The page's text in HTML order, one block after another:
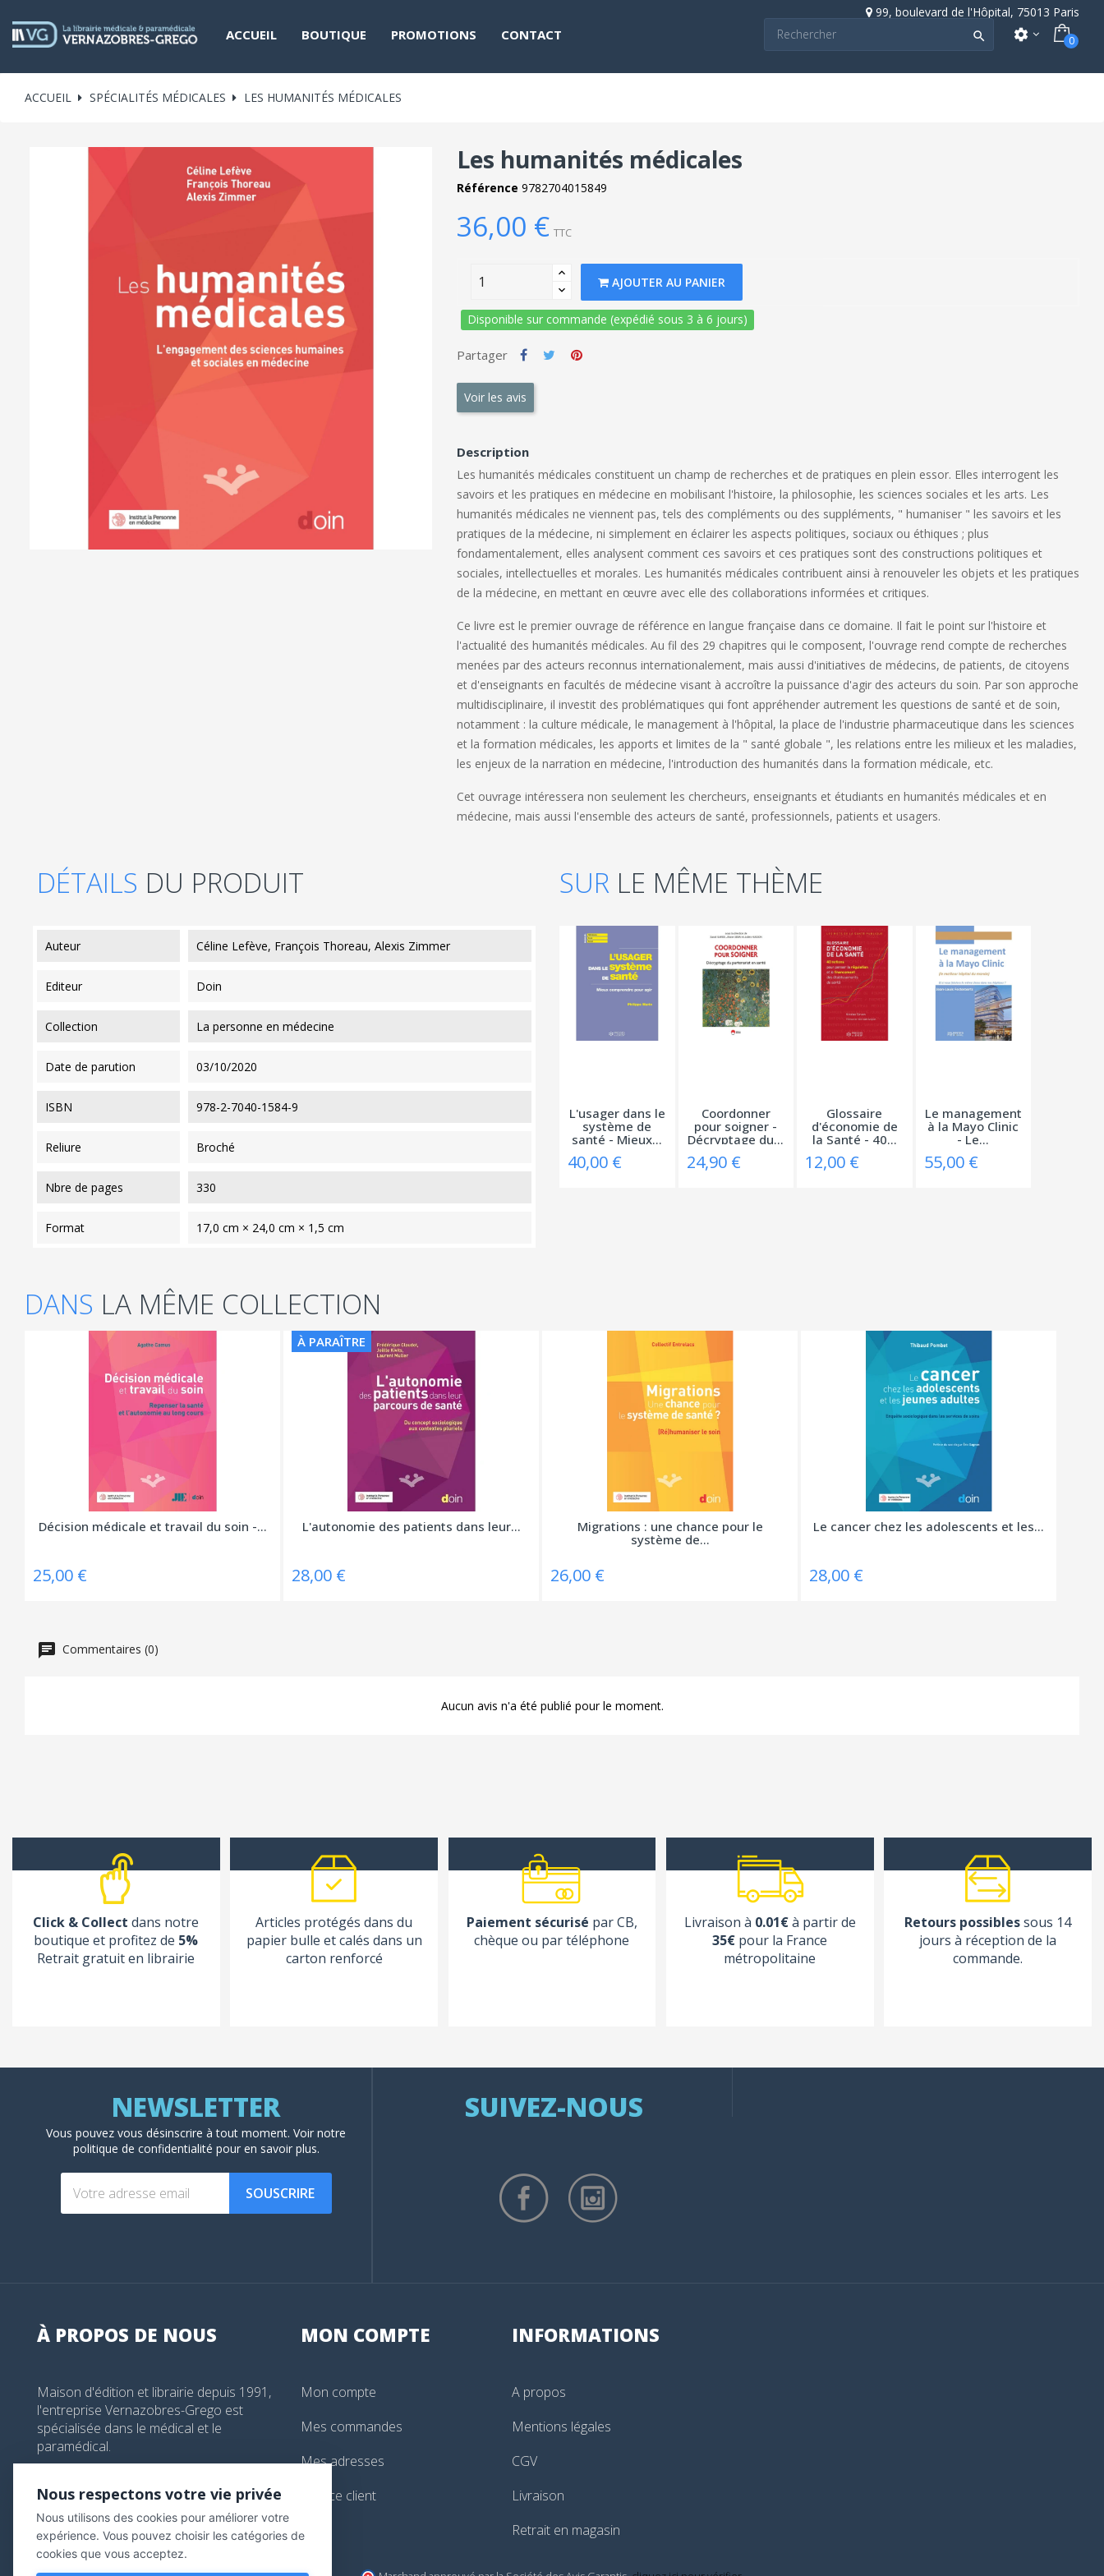
99, boulevard de l'Hôpital, 75013 Paris
ACCUEIL BOUTIQUE PROMOTIONS CONTACT  settings 0
ACCUEIL SPÉCIALITÉS MÉDICALES LES HUMANITÉS MÉDICALES
Les humanités médicales
Référence 9782704015849
36,00 € TTC
AJOUTER AU PANIER
Disponible sur commande (expédié sous 3 à 6 jours)
Partager
Voir les avis
Description
Les humanités médicales constituent un champ de recherches et de pratiques en plein essor. Elles interrogent les
savoirs et les pratiques en médecine en mobilisant l'histoire, la philosophie, les sciences sociales et les arts. Les
humanités médicales ne viennent pas, tels des compléments ou des suppléments, " humaniser " les savoirs et les
pratiques de la médecine, ni simplement en éclairer les aspects politiques, sociaux ou éthiques ; plus
fondamentalement, elles analysent comment ces savoirs et ces pratiques sont des constructions politiques et
sociales, intellectuelles et morales. Les humanités médicales contribuent ainsi à renouveler les objets et les pratiques
de la médecine, en mettant en œuvre avec elle des collaborations informées et critiques.
Ce livre est le premier ouvrage de référence en langue française dans ce domaine. Il fait le point sur l'histoire et
l'actualité des humanités médicales. Au fil des 29 chapitres qui le composent, l'ouvrage rend compte de recherches
menées par des acteurs reconnus internationalement, mais aussi d'initiatives de médecins, de patients, de citoyens
et d'enseignants en facultés de médecine visant à accroître la puissance d'agir des acteurs du soin. Par son approche
multidisciplinaire, il investit des problématiques qui font appréhender autrement les questions de santé et de soin,
notamment : la culture médicale, le management à l'hôpital, la place de l'industrie pharmaceutique dans les sciences
et la formation médicales, les apports et limites de la " santé globale ", les relations entre les milieux et les maladies,
les enjeux de la narration en médecine, l'introduction des humanités dans la formation médicale, etc.
Cet ouvrage intéressera non seulement les chercheurs, enseignants et étudiants en humanités médicales et en
médecine, mais aussi l'ensemble des acteurs de santé, professionnels, patients et usagers.
DÉTAILS DU PRODUIT
auteur Céline Lefève, François Thoreau, Alexis Zimmer
editeur Doin
collection La personne en médecine
date de parution 03/10/2020
ISBN 978-2-7040-1584-9
reliure Broché
nbre de pages 330
format 17,0 cm × 24,0 cm × 1,5 cm
SUR LE MÊME THÈME
L'usager dans le
système de
santé - Mieux...
40,00 €
Coordonner
pour soigner -
Décryptage du...
24,90 €
Glossaire
d'économie de
la Santé - 40...
12,00 €
Le management
à la Mayo Clinic
- Le...
55,00 €
DANS LA MÊME COLLECTION
Décision médicale et travail du soin -...
25,00 €
À PARAÎTRE
L'autonomie des patients dans leur...
28,00 €
Migrations : une chance pour le
système de...
26,00 €
Le cancer chez les adolescents et les...
28,00 €
Commentaires (0)
Aucun avis n'a été publié pour le moment.
Click & Collect dans notre
boutique et profitez de 5%
Retrait gratuit en librairie
Articles protégés dans du
papier bulle et calés dans un
carton renforcé
Paiement sécurisé par CB,
chèque ou par téléphone
Livraison à 0.01€à partir de
35€ pour la France
métropolitaine
Retours possiblessous 14
jours à réception de la
commande.
Vous pouvez vous désinscrire à tout moment. Voirnotre
politique de confidentialité pour en savoir plus.
SOUSCRIRE
SUIVEZ-NOUS
À PROPOS DE NOUS
Maison d'édition et librairie depuis 1991,
l'entreprise Vernazobres-Grego est
spécialisée dans le médical et le
paramédical.
librairie@vg-editions.com
MON COMPTE
Mon compte
Mes commandes
Mes adresses
Service client
INFORMATIONS
A propos
Mentions légales
CGV
Livraison
Retrait en magasin
Nous respectons votre vie privée
Nous utilisons des cookies pour améliorer votre
expérience. Vous pouvez choisir les catégories de
cookies que vous acceptez.